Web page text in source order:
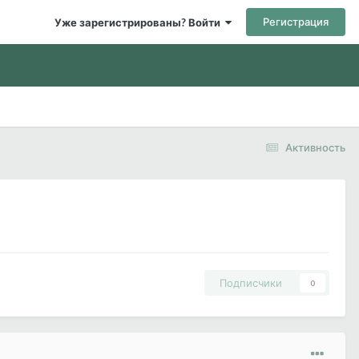
Уже зарегистрированы? Войти Регистрация
Активность
Подписчики 0